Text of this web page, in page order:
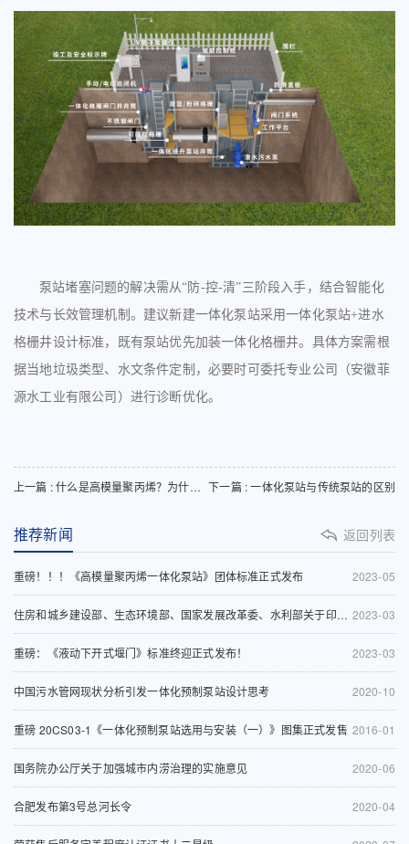
泵站堵塞问题的解决需从“防-控-清”三阶段入手，结合智能化
技术与长效管理机制。建议新建一体化泵站采用一体化泵站+进水
格栅井设计标准 ， 既有泵站优先加装一体化格栅井。具体方案需根
据当地垃圾类型、水文条件定制，必要时可委托专业公司（安徽菲
源水工业有限公司 ）进行诊断优化。
上一篇 : 什么是高模量聚丙烯？为什么是一体化预制泵站的首选材质？ 下一篇 : 一体化泵站与传统泵站的区别
返回列表
推荐新闻
2023-05
重磅！！！《高模量聚丙烯一体化泵站》团体标准正式发布
2023-03
住房和城乡建设部、生态环境部、国家发展改革委、水利部关于印发《深入打好城市黑臭水体治理攻坚战实施方案》的通知
2023-03
重磅：《液动下开式堰门》标准终迎正式发布！
2020-10
中国污水管网现状分析引发一体化预制泵站设计思考
2016-01
重磅 20CS03-1《一体化预制泵站选用与安装（一）》图集正式发售
2020-06
国务院办公厅关于加强城市内涝治理的实施意见
2020-04
合肥发布第3号总河长令